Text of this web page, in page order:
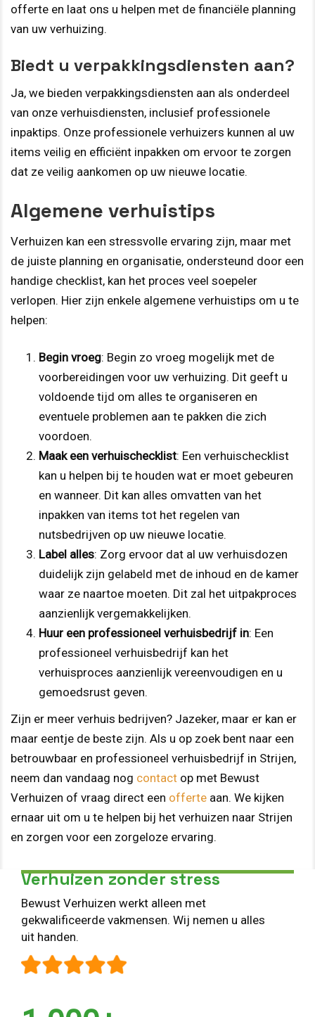
offerte en laat ons u helpen met de financiële planning
van uw verhuizing.
Biedt u verpakkingsdiensten aan?
Ja, we bieden verpakkingsdiensten aan als onderdeel
van onze verhuisdiensten, inclusief professionele
inpaktips. Onze professionele verhuizers kunnen al uw
items veilig en efficiënt inpakken om ervoor te zorgen
dat ze veilig aankomen op uw nieuwe locatie.
Algemene verhuistips
Verhuizen kan een stressvolle ervaring zijn, maar met
de juiste planning en organisatie, ondersteund door een
handige checklist, kan het proces veel soepeler
verlopen. Hier zijn enkele algemene verhuistips om u te
helpen:
Begin vroeg: Begin zo vroeg mogelijk met de
voorbereidingen voor uw verhuizing. Dit geeft u
voldoende tijd om alles te organiseren en
eventuele problemen aan te pakken die zich
voordoen.
Maak een verhuischecklist: Een verhuischecklist
kan u helpen bij te houden wat er moet gebeuren
en wanneer. Dit kan alles omvatten van het
inpakken van items tot het regelen van
nutsbedrijven op uw nieuwe locatie.
Label alles: Zorg ervoor dat al uw verhuisdozen
duidelijk zijn gelabeld met de inhoud en de kamer
waar ze naartoe moeten. Dit zal het uitpakproces
aanzienlijk vergemakkelijken.
Huur een professioneel verhuisbedrijf in: Een
professioneel verhuisbedrijf kan het
verhuisproces aanzienlijk vereenvoudigen en u
gemoedsrust geven.
Zijn er meer verhuis bedrijven? Jazeker, maar er kan er
maar eentje de beste zijn. Als u op zoek bent naar een
betrouwbaar en professioneel verhuisbedrijf in Strijen,
neem dan vandaag nog contact op met Bewust
Verhuizen of vraag direct een offerte aan. We kijken
ernaar uit om u te helpen bij het verhuizen naar Strijen
en zorgen voor een zorgeloze ervaring.
Verhuizen zonder stress
Bewust Verhuizen werkt alleen met
gekwalificeerde vakmensen. Wij nemen u alles
uit handen.